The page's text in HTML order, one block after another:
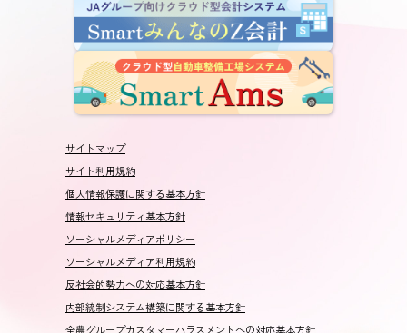
サイトマップ
サイト利用規約
個人情報保護に関する基本方針
情報セキュリティ基本方針
ソーシャルメディアポリシー
ソーシャルメディア利用規約
反社会的勢力への対応基本方針
内部統制システム構築に関する基本方針
全農グループカスタマーハラスメントへの対応基本方針